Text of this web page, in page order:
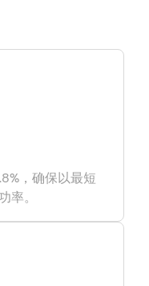
，确保以最短
率。